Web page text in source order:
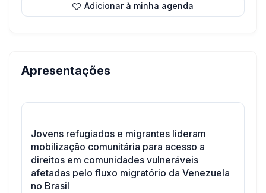
Adicionar à minha agenda
Apresentações
Jovens refugiados e migrantes lideram
mobilização comunitária para acesso a
direitos em comunidades vulneráveis
afetadas pelo fluxo migratório da Venezuela
no Brasil